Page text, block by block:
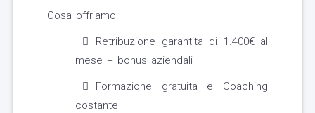
Cosa offriamo:
Retribuzione garantita di 1.400€ al
mese + bonus aziendali
Formazione gratuita e Coaching
costante